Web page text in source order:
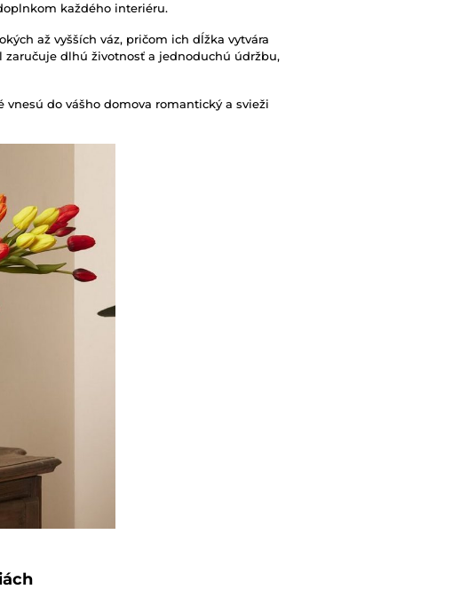
každého interiéru.
až vyšších váz, pričom ich dĺžka vytvára
dlhú životnosť a jednoduchú údržbu,
do vášho domova romantický a svieži